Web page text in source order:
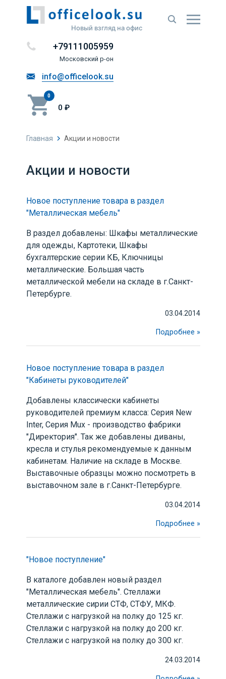
Новый взгляд на офис
+79111005959
Московский р-он
info@officelook.su
0
0 ₽
Главная Акции и новости
Акции и новости
Новое поступление товара в раздел
"Металлическая мебель"
В раздел добавлены: Шкафы металлические
для одежды, Картотеки, Шкафы
бухгалтерские серии КБ, Ключницы
металлические. Большая часть
металлической мебели на складе в г.Санкт-
Петербурге.
03.04.2014
Подробнее »
Новое поступление товара в раздел
"Кабинеты руководителей"
Добавлены классически кабинеты
руководителей премиум класса: Серия New
Inter, Серия Mux - производство фабрики
"Директория". Так же добавлены диваны,
кресла и стулья рекомендуемые к данным
кабинетам. Наличие на складе в Москве.
Выставочные образцы можно посмотреть в
выставочном зале в г.Санкт-Петербурге.
03.04.2014
Подробнее »
"Новое поступление"
В каталоге добавлен новый раздел
"Металлическая мебель". Стеллажи
металлические сирии СТФ, СТФУ, МКФ.
Стеллажи с нагрузкой на полку до 125 кг.
Стеллажи с нагрузкой на полку до 200 кг.
Стеллажи с нагрузкой на полку до 300 кг.
24.03.2014